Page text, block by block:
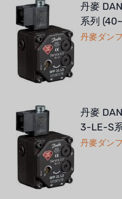
丹麥
系列
丹麥ダン
丹麥
3-LE-S
丹麥ダン